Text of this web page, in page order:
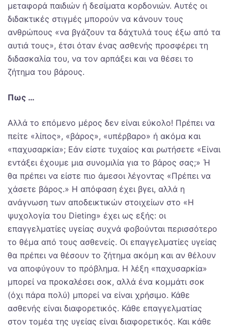
μεταφορά παιδιών ή δεσίματα κορδονιών. Αυτές οι
διδακτικές στιγμές μπορούν να κάνουν τους
ανθρώπους «να βγάζουν τα δάχτυλά τους έξω από τα
αυτιά τους», έτσι όταν ένας ασθενής προσφέρει τη
διδασκαλία του, να τον αρπάξει και να θέσει το
ζήτημα του βάρους.
Πως …
Αλλά το επόμενο μέρος δεν είναι εύκολο! Πρέπει να
πείτε «λίπος», «βάρος», «υπέρβαρο» ή ακόμα και
«παχυσαρκία»; Εάν είστε τυχαίος και ρωτήσετε «Είναι
εντάξει έχουμε μια συνομιλία για το βάρος σας;» Ή
θα πρέπει να είστε πιο άμεσοι λέγοντας «Πρέπει να
χάσετε βάρος.» Η απόφαση έχει βγει, αλλά η
ανάγνωση των αποδεικτικών στοιχείων στο «Η
ψυχολογία του Dieting» έχει ως εξής: οι
επαγγελματίες υγείας συχνά φοβούνται περισσότερο
το θέμα από τους ασθενείς. Οι επαγγελματίες υγείας
θα πρέπει να θέσουν το ζήτημα ακόμη και αν θέλουν
να αποφύγουν το πρόβλημα. Η λέξη «παχυσαρκία»
μπορεί να προκαλέσει σοκ, αλλά ένα κομμάτι σοκ
(όχι πάρα πολύ) μπορεί να είναι χρήσιμο. Κάθε
ασθενής είναι διαφορετικός. Κάθε επαγγελματίας
στον τομέα της υγείας είναι διαφορετικός. Και κάθε